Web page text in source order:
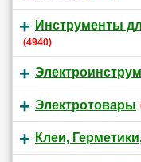
Инструменты
(4940)
Электротовары
Клеи,